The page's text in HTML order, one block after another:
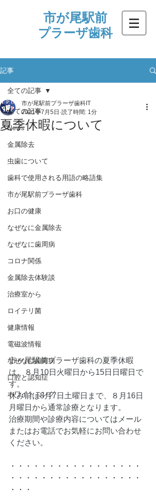
市が尾駅前
プラーザ歯科
記事
全ての記事
News
金属除去
虫歯について
歯科で使用される用語の略語集
市が尾駅前プラーザ歯科
お口の健康
なぜなに金属除去
なぜなに歯周病
コロナ関係
金属除去体験談
治療室から
ロイテリ菌
健康情報
電磁波情報
なぜなに歯周病
口腔と認知症
ホワイトニング
全ての記事
夏季休暇について
市が尾駅前プラーザ歯科IT
2021年7月5日 読了時間: 1分
市ヶ尾駅前プラーザ歯科の夏季休暇
は、８月10日火曜日から15日日曜日で
す。
休み前は8月7日土曜日まで、８月16日
月曜日から通常診療となります。
治療期間や診療内容についてはメール
またはお電話でお気軽にお問い合わせ
ください。
・・・・・・・・・・・・・・・・・
・・・・・・・・・・・・・・・・・
・・・